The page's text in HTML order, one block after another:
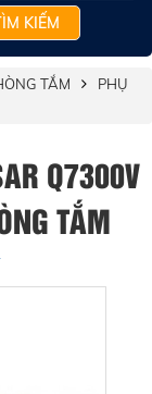
KIẾM
TẮM
PHỤ
Q7300V
TẮM